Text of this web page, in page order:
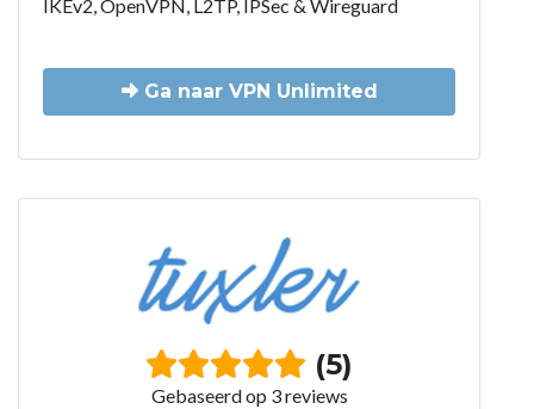
IKEv2, OpenVPN, L2TP, IPSec & Wireguard
Ga naar VPN Unlimited
(5)
Gebaseerd op 3 reviews